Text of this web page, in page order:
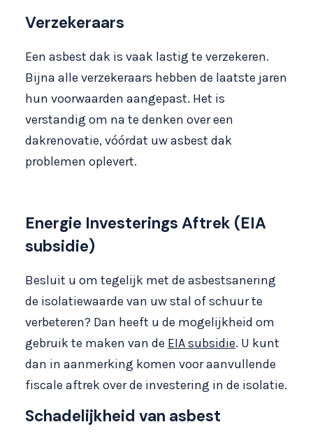
Verzekeraars
Een asbest dak is vaak lastig te verzekeren.
Bijna alle verzekeraars hebben de laatste jaren
hun voorwaarden aangepast. Het is
verstandig om na te denken over een
dakrenovatie, vóórdat uw asbest dak
problemen oplevert.
Energie Investerings Aftrek (EIA
subsidie)
Besluit u om tegelijk met de asbestsanering
de isolatiewaarde van uw stal of schuur te
verbeteren? Dan heeft u de mogelijkheid om
gebruik te maken van de EIA subsidie. U kunt
dan in aanmerking komen voor aanvullende
fiscale aftrek over de investering in de isolatie.
Schadelijkheid van asbest